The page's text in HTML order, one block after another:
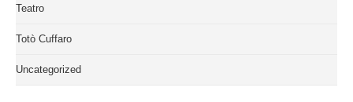
Teatro
Totò Cuffaro
Uncategorized